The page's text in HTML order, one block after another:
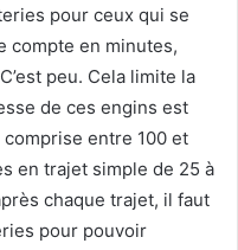
pour ceux qui se
compte en minutes,
peu. Cela limite la
de ces engins est
entre 100 et
en trajet simple de 25 à
chaque trajet, il faut
pour pouvoir